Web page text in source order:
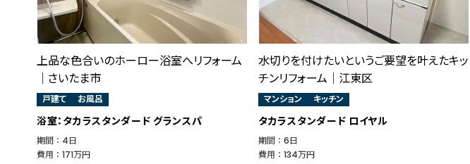
上品な色合いのホーロー浴室へリフォーム
｜さいたま市
戸建て お風呂
浴室：タカラスタンダード グランスパ
期間 ： 4日
費用 ： 171万円
水切りを付けたいというご要望を叶えたキッ
チンリフォーム│江東区
マンション キッチン
タカラスタンダード ロイヤル
期間 ： 6日
費用 ： 134万円